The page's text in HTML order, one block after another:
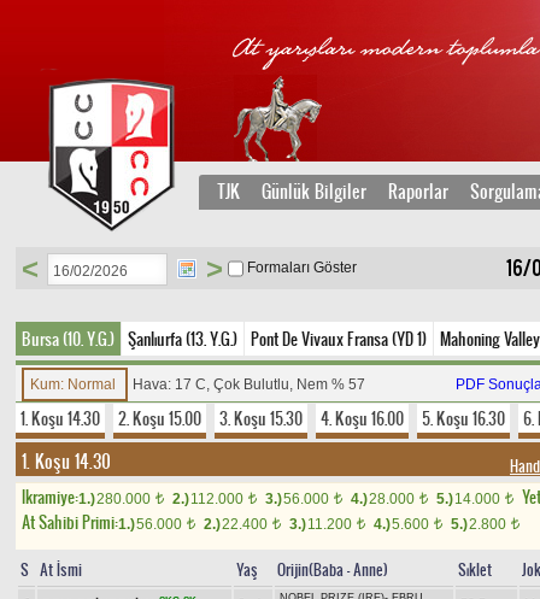
TJK Günlük Bilgiler Raporlar
16/
< > Formaları Göster
Bursa (10. Y.G.) Şanlıurfa (13. Y.G.) Pont De Vivaux Fransa (YD 1) Mahoning
Kum: Normal Hava: 17 C, Çok Bulutlu, Nem % 57 PDF
1. Koşu 14.30 2. Koşu 15.00 3. Koşu 15.30 4. Koşu 16.00 5. Koşu 16.30 6.
1. Koşu 14.30
Ikramiye:1.)280.000 t 2.)112.000 t 3.)56.000 t 4.)28.000 t 5.)14.000 t
At Sahibi Primi:1.)56.000 t 2.)22.400 t 3.)11.200 t 4.)5.600 t 5.)2.800 t
S At İsmi Yaş Orijin(Baba - Anne) Sıklet